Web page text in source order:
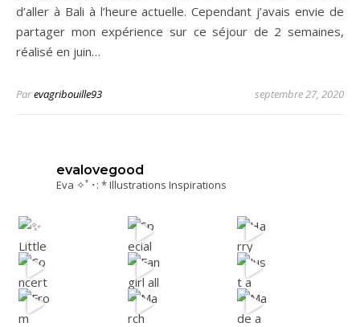
d’aller à Bali à l’heure actuelle. Cependant j’avais envie de
partager mon expérience sur ce séjour de 2 semaines,
réalisé en juin…
Parevagribouille93 septembre 27, 2020
evalovegood
Eva ✧ﾟ･: * Illustrations Inspirations